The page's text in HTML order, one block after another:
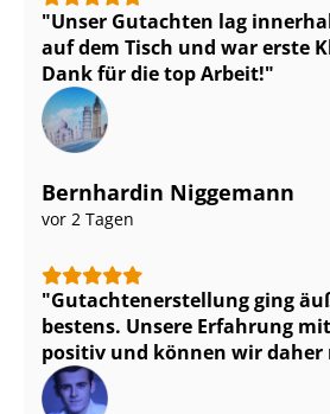
Unser Gutachten lag
auf dem Tisch und war erste
Dank für die top Arbeit!
Bernhardin Niggemann
vor 2 Tagen
Gut­ach­ten­er­stel­lung ging
bestens. Unsere Erfahrung
positiv und können wir daher